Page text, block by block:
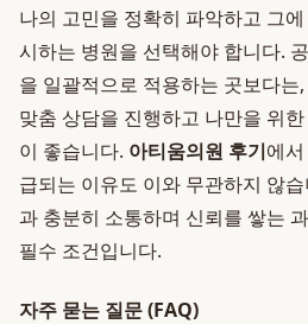
나의 고민을 정확히 파악하고 그
시하는 병원을 선택해야 합니다.
을 일괄적으로 적용하는 곳보다는
맞춤 상담을 진행하고 나만을 위
이 좋습니다. 아티움의원 후기에
급되는 이유도 이와 무관하지 않
과 충분히 소통하며 신뢰를 쌓는
필수 조건입니다.
자주 묻는 질문 (FAQ)